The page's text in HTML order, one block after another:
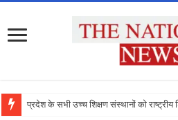
प्रदेश के सभी उच्च शिक्षण संस्थानों को राष्ट्रीय